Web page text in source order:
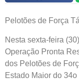
Pelotões de Força
Nesta sexta-feira
Operação Pronta
dos Pelotões de
Estado Maior do